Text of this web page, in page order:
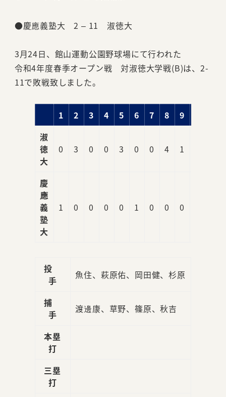
●慶應義塾大 2 – 11 淑徳大
3月24日、館山運動公園野球場にて行われた
令和4年度春季オープン戦 対淑徳大学戦(B)は、2-
11で敗戦致しました。
1 2 3 4 5 6 7 8 9
淑
徳
大
0 3 0 0 3 0 0 4 1
慶
應
義
塾
大
1 0 0 0 0 1 0 0 0
投
手
魚住、萩原佑、岡田健、杉原
捕
手
渡邊康、草野、篠原、秋吉
本塁
打
三塁
打